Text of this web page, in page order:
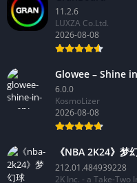
GranBoard
11.2.6
LUXZA Co.Ltd.
Glowee – Shine
6.0.0
KosmoLizer
《NBA 2K24》梦幻